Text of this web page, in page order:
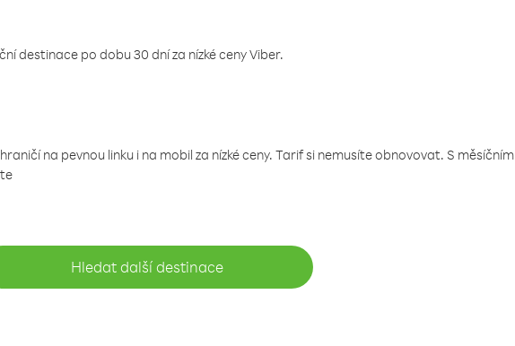
destinace po dobu 30 dní za nízké ceny Viber.
na pevnou linku i na mobil za nízké ceny. Tarif si nemusíte obnovovat. S měsíčním
Hledat další destinace